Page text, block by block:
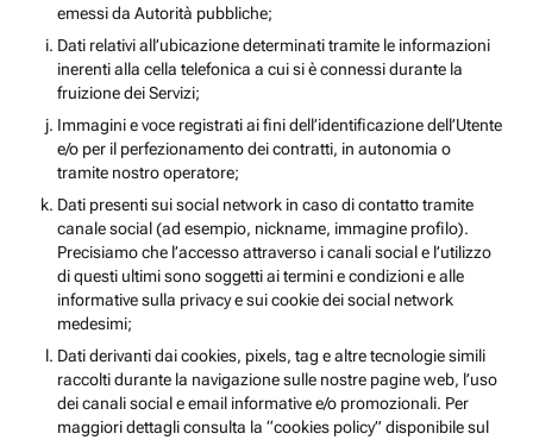
emessi da Autorità pubbliche;
Dati relativi all’ubicazione determinati tramite le informazioni
inerenti alla cella telefonica a cui si è connessi durante la
fruizione dei Servizi;
Immagini e voce registrati ai fini dell’identificazione dell’Utente
e/o per il perfezionamento dei contratti, in autonomia o
tramite nostro operatore;
Dati presenti sui social network in caso di contatto tramite
canale social (ad esempio, nickname, immagine profilo).
Precisiamo che l’accesso attraverso i canali social e l’utilizzo
di questi ultimi sono soggetti ai termini e condizioni e alle
informative sulla privacy e sui cookie dei social network
medesimi;
Dati derivanti dai cookies, pixels, tag e altre tecnologie simili
raccolti durante la navigazione sulle nostre pagine web, l’uso
dei canali social e email informative e/o promozionali. Per
maggiori dettagli consulta la “cookies policy” disponibile sul